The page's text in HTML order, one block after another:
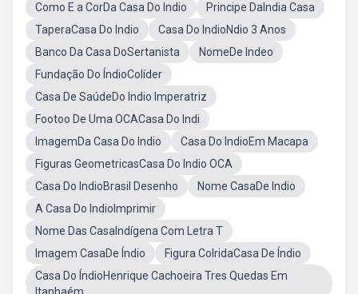
Como E a CorDa Casa Do Indio
Principe DaIndia Casa
TaperaCasa Do Indio
Casa Do IndioNdio 3 Anos
Banco Da Casa DoSertanista
NomeDe Indeo
Fundação Do ÍndioColíder
Casa De SaúdeDo Indio Imperatriz
Footoo De Uma OCACasa Do Indi
ImagemDa Casa Do Indio
Casa Do IndioEm Macapa
Figuras GeometricasCasa Do Indio OCA
Casa Do IndioBrasil Desenho
Nome CasaDe Indio
A Casa Do IndioImprimir
Nome Das CasaIndígena Com Letra T
Imagem CasaDe Índio
Figura ColridaCasa De Índio
Casa Do ÍndioHenrique Cachoeira Tres Quedas Em